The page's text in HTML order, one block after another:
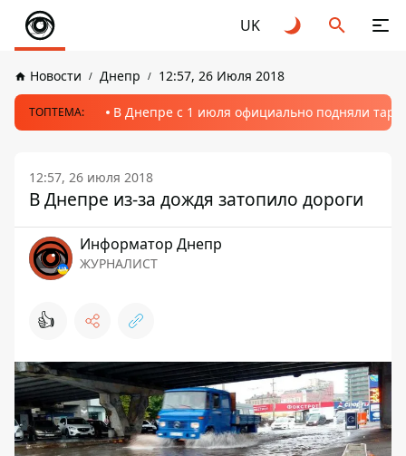
UK
Новости Днепр 12:57, 26 Июля 2018
ТОПТЕМА: В Днепре с 1 июля официально подняли
12:57, 26 июля 2018
В Днепре из-за дождя затопило дороги
Информатор Днепр
ЖУРНАЛИСТ
👍